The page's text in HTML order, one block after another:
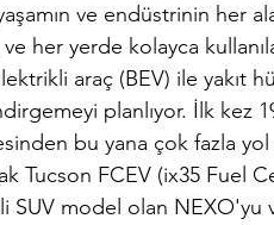
ve endüstrinin her
her yerde kolayca
araç (BEV) ile yakıt
planlıyor. İlk kez
bu yana çok fazla
Tucson FCEV (ix35 Fuel
SUV model olan NEXO'yu